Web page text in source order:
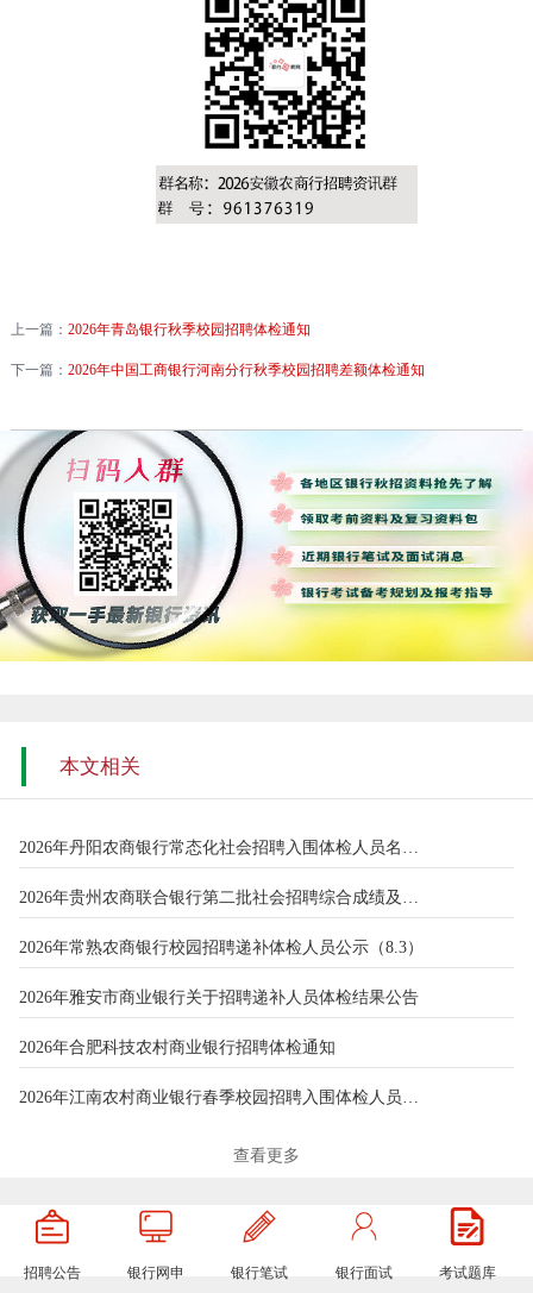
上一篇： 2026年青岛银行秋季校园招聘体检通知
下一篇： 2026年中国工商银行河南分行秋季校园招聘差额体检通知
本文相关
2026年丹阳农商银行常态化社会招聘入围体检人员名单（第一批）
2026年贵州农商联合银行第二批社会招聘综合成绩及体检、考察通告
2026年常熟农商银行校园招聘递补体检人员公示（8.3）
2026年雅安市商业银行关于招聘递补人员体检结果公告
2026年合肥科技农村商业银行招聘体检通知
2026年江南农村商业银行春季校园招聘入围体检人员公告（7.21）
2026年中国农业银行云南省分行校园招聘差额体检通知
2026年中国农业银行大连分行春招递补体检通知
查看更多
招聘公告 银行网申 银行笔试 银行面试 考试题库